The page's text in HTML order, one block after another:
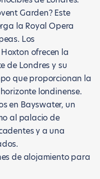
Garden? Este
la Royal Opera
Los
ofrecen la
de Londres y su
que proporcionan la
londinense.
en Bayswater, un
al palacio de
y a una
de alojamiento para